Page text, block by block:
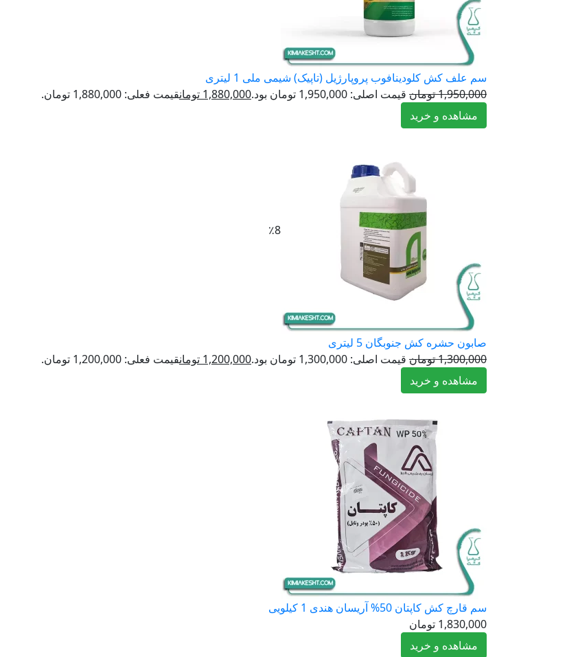
سم علف کش کلودینافوب پروپارژیل (تاپیک) شیمی ملی 1 لیتری
1,950,000تومان قیمت اصلی: 1,950,000 تومان بود. 1,880,000 تومانقیمت فعلی: 1,880,000 تومان.
مشاهده و خرید
٪8
صابون حشره کش جنوبگان 5 لیتری
1,300,000تومان قیمت اصلی: 1,300,000 تومان بود. 1,200,000 تومانقیمت فعلی: 1,200,000 تومان.
مشاهده و خرید
سم قارچ کش کاپتان 50% آریسان هندی 1 کیلویی
1,830,000 تومان
مشاهده و خرید